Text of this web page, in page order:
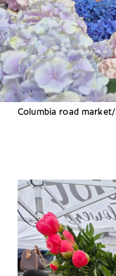
Columbia road market/